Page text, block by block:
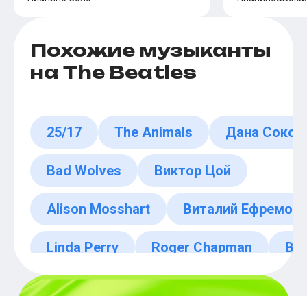
Похожие музыканты
на The Beatles
25/17 The Animals Дана
Bad Wolves Виктор Цой
Alison Mosshart Виталий
Linda Perry Roger Chapman